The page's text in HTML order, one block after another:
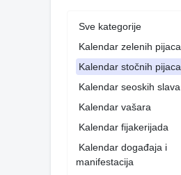
Sve kategorije
Kalendar zelenih pijaca
Kalendar stočnih pijaca
Kalendar seoskih slava
Kalendar vašara
Kalendar fijakerijada
Kalendar događaja i
manifestacija